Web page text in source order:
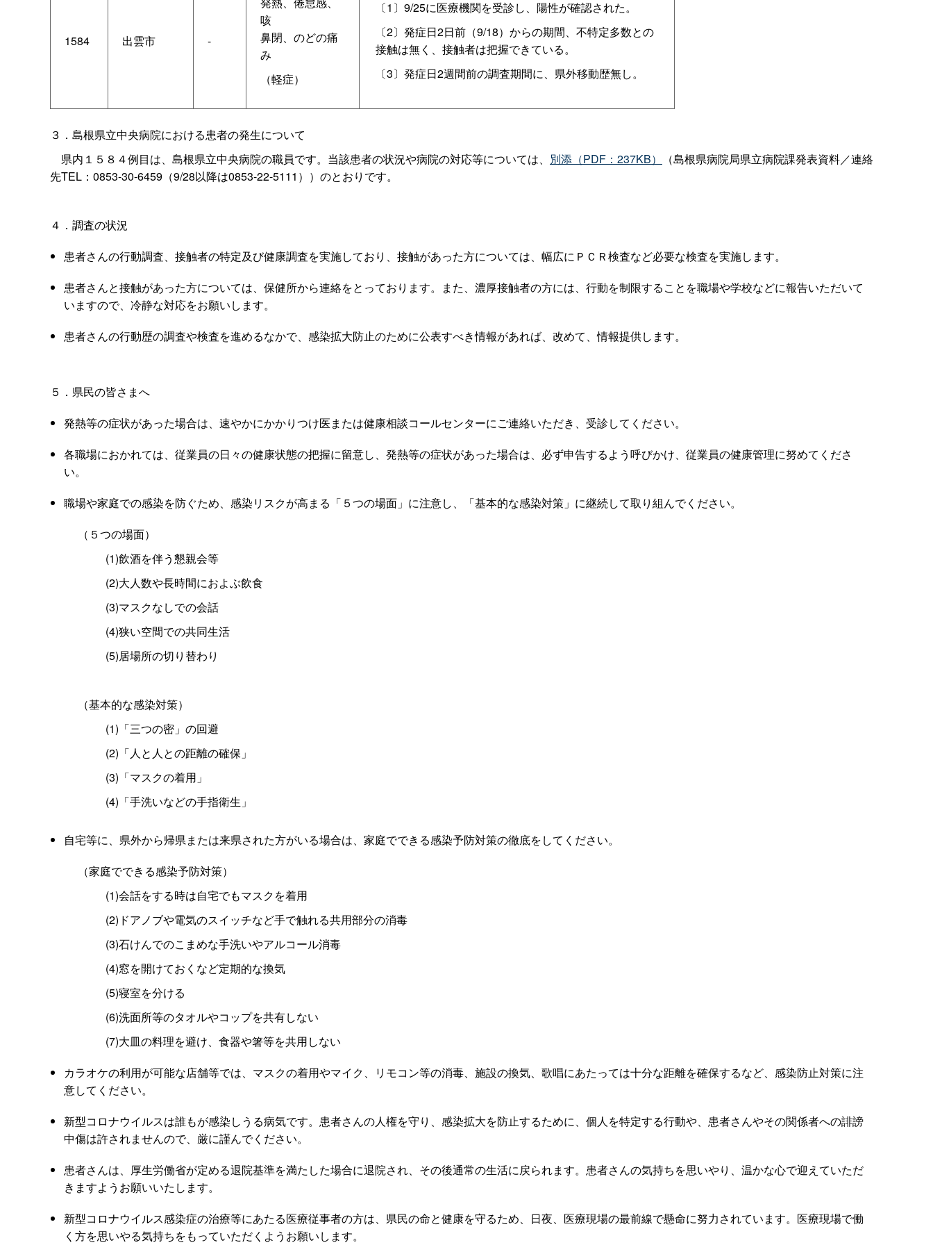
1584 出雲市 -
咳
鼻閉、のどの痛
み
（軽症）
〔1〕9/25に医療機関を受診し、陽性が確認された。
〔2〕発症日2日前（9/18）からの期間、不特定多数との
接触は無く、接触者は把握できている。
〔3〕発症日2週間前の調査期間に、県外移動歴無し。
３．島根県立中央病院における患者の発生について
県内１５８４例目は、島根県立中央病院の職員です。当該患者の状況や病院の対応等については、 別添（PDF：237KB）
（島根県病院局県立病院課発表資料／連絡
先TEL：0853-30-6459（9/28以降は0853-22-5111））のとおりです。
４．調査の状況
患者さんの行動調査、接触者の特定及び健康調査を実施しており、接触があった方については、幅広にＰＣＲ検査など必要な検査を実施します。
患者さんと接触があった方については、保健所から連絡をとっております。また、濃厚接触者の方には、行動を制限することを職場や学校などに報告いただいて
いますので、冷静な対応をお願いします。
患者さんの行動歴の調査や検査を進めるなかで、感染拡大防止のために公表すべき情報があれば、改めて、情報提供します。
５．県民の皆さまへ
発熱等の症状があった場合は、速やかにかかりつけ医または健康相談コールセンターにご連絡いただき、受診してください。
各職場におかれては、従業員の日々の健康状態の把握に留意し、発熱等の症状があった場合は、必ず申告するよう呼びかけ、従業員の健康管理に努めてくださ
い。
職場や家庭での感染を防ぐため、感染リスクが高まる「５つの場面」に注意し、「基本的な感染対策」に継続して取り組んでください。
（５つの場面）
(1)飲酒を伴う懇親会等
(2)大人数や長時間におよぶ飲食
(3)マスクなしでの会話
(4)狭い空間での共同生活
(5)居場所の切り替わり
（基本的な感染対策）
(1)「三つの密」の回避
(2)「人と人との距離の確保」
(3)「マスクの着用」
(4)「手洗いなどの手指衛生」
自宅等に、県外から帰県または来県された方がいる場合は、家庭でできる感染予防対策の徹底をしてください。
（家庭でできる感染予防対策）
(1)会話をする時は自宅でもマスクを着用
(2)ドアノブや電気のスイッチなど手で触れる共用部分の消毒
(3)石けんでのこまめな手洗いやアルコール消毒
(4)窓を開けておくなど定期的な換気
(5)寝室を分ける
(6)洗面所等のタオルやコップを共有しない
(7)大皿の料理を避け、食器や箸等を共用しない
カラオケの利用が可能な店舗等では、マスクの着用やマイク、リモコン等の消毒、施設の換気、歌唱にあたっては十分な距離を確保するなど、感染防止対策に注
意してください。
新型コロナウイルスは誰もが感染しうる病気です。患者さんの人権を守り、感染拡大を防止するために、個人を特定する行動や、患者さんやその関係者への誹謗
中傷は許されませんので、厳に謹んでください。
患者さんは、厚生労働省が定める退院基準を満たした場合に退院され、その後通常の生活に戻られます。患者さんの気持ちを思いやり、温かな心で迎えていただ
きますようお願いいたします。
新型コロナウイルス感染症の治療等にあたる医療従事者の方は、県民の命と健康を守るため、日夜、医療現場の最前線で懸命に努力されています。医療現場で働
く方を思いやる気持ちをもっていただくようお願いします。